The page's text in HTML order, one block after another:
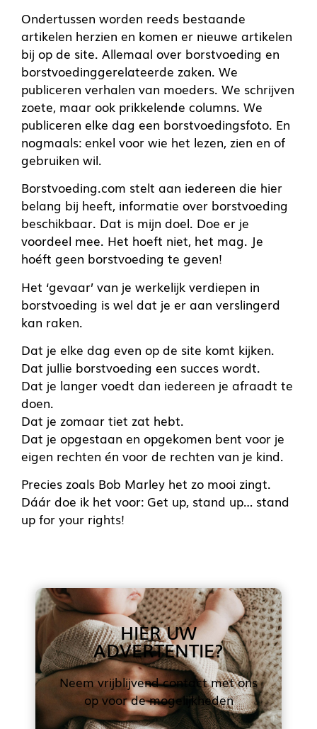
Ondertussen worden reeds bestaande
artikelen herzien en komen er nieuwe artikelen
bij op de site. Allemaal over borstvoeding en
borstvoedinggerelateerde zaken. We
publiceren verhalen van moeders. We schrijven
zoete, maar ook prikkelende columns. We
publiceren elke dag een borstvoedingsfoto. En
nogmaals: enkel voor wie het lezen, zien en of
gebruiken wil.
Borstvoeding.com stelt aan iedereen die hier
belang bij heeft, informatie over borstvoeding
beschikbaar. Dat is mijn doel. Doe er je
voordeel mee. Het hoeft niet, het mag. Je
hoéft geen borstvoeding te geven!
Het ‘gevaar’ van je werkelijk verdiepen in
borstvoeding is wel dat je er aan verslingerd
kan raken.
Dat je elke dag even op de site komt kijken.
Dat jullie borstvoeding een succes wordt.
Dat je langer voedt dan iedereen je afraadt te
doen.
Dat je zomaar tiet zat hebt.
Dat je opgestaan en opgekomen bent voor je
eigen rechten én voor de rechten van je kind.
Precies zoals Bob Marley het zo mooi zingt.
Dáár doe ik het voor: Get up, stand up… stand
up for your rights!
HIER UW
ADVERTENTIE?
Neem vrijblijvend contact met ons
op voor de mogelijkheden